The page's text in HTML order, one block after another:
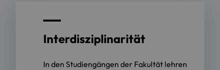
Interdisziplinarität
In den Studiengängen der Fakultät lehren